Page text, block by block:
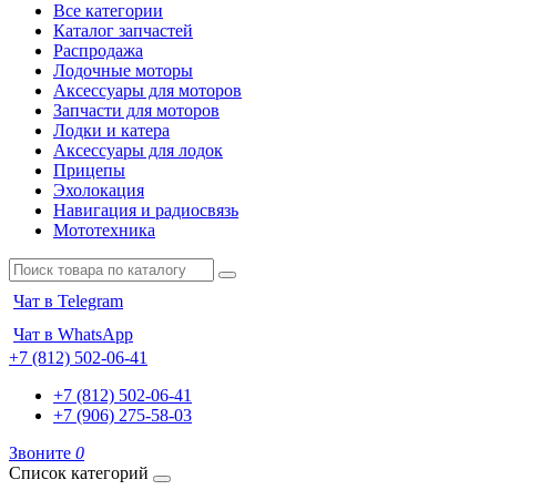
Все категории
Каталог запчастей
Распродажа
Лодочные моторы
Аксессуары для моторов
Запчасти для моторов
Лодки и катера
Аксессуары для лодок
Прицепы
Эхолокация
Навигация и радиосвязь
Мототехника
Чат в Telegram
Чат в WhatsApp
+7 (812) 502-06-41
+7 (812) 502-06-41
+7 (906) 275-58-03
Звоните 0
Список категорий